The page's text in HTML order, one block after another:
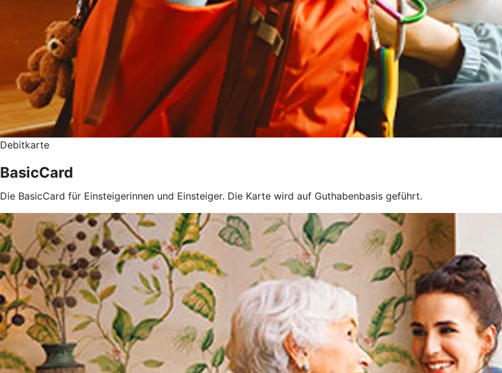
Debitkarte
BasicCard
Die BasicCard für Einsteigerinnen und Einsteiger. Die Karte wird auf Guthabenbasis geführt.